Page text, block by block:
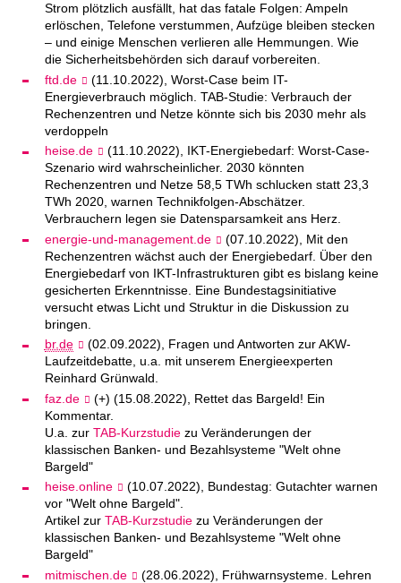
Strom plötzlich ausfällt, hat das fatale Folgen: Ampeln
erlöschen, Telefone verstummen, Aufzüge bleiben stecken
– und einige Menschen verlieren alle Hemmungen. Wie
die Sicherheitsbehörden sich darauf vorbereiten.
ftd.de
(11.10.2022), Worst-Case beim IT-
Energieverbrauch möglich. TAB-Studie: Verbrauch der
Rechenzentren und Netze könnte sich bis 2030 mehr als
verdoppeln
heise.de
(11.10.2022), IKT-Energiebedarf: Worst-Case-
Szenario wird wahrscheinlicher. 2030 könnten
Rechenzentren und Netze 58,5 TWh schlucken statt 23,3
TWh 2020, warnen Technikfolgen-Abschätzer.
Verbrauchern legen sie Datensparsamkeit ans Herz.
energie-und-management.de
(07.10.2022), Mit den
Rechenzentren wächst auch der Energiebedarf. Über den
Energiebedarf von IKT-Infrastrukturen gibt es bislang keine
gesicherten Erkenntnisse. Eine Bundestagsinitiative
versucht etwas Licht und Struktur in die Diskussion zu
bringen.
br.de
(02.09.2022), Fragen und Antworten zur AKW-
Laufzeitdebatte, u.a. mit unserem Energieexperten
Reinhard Grünwald.
faz.de
(+) (15.08.2022), Rettet das Bargeld! Ein
Kommentar.
U.a. zur TAB-Kurzstudiezu Veränderungen der
klassischen Banken- und Bezahlsysteme "Welt ohne
Bargeld"
heise.online
(10.07.2022), Bundestag: Gutachter warnen
vor "Welt ohne Bargeld".
Artikel zur TAB-Kurzstudiezu Veränderungen der
klassischen Banken- und Bezahlsysteme "Welt ohne
Bargeld"
mitmischen.de
(28.06.2022), Frühwarnsysteme. Lehren